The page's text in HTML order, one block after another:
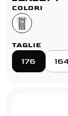
COLORI
TAGLIE
176